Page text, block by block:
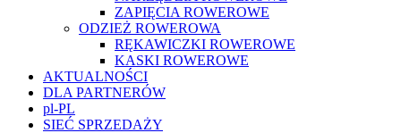
ZAPIĘCIA ROWEROWE
ODZIEŻ ROWEROWA
RĘKAWICZKI ROWEROWE
KASKI ROWEROWE
AKTUALNOŚCI
DLA PARTNERÓW
pl-PL
SIEĆ SPRZEDAŻY